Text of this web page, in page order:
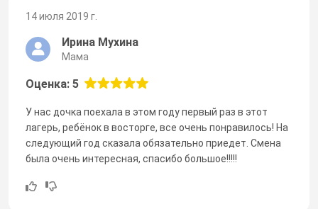
14 июля 2019 г.
Ирина Мухина
Мама
Оценка: 5
У нас дочка поехала в этом году первый раз в этот
лагерь, ребёнок в восторге, все очень понравилось! На
следующий год сказала обязательно приедет. Смена
была очень интересная, спасибо большое!!!!!